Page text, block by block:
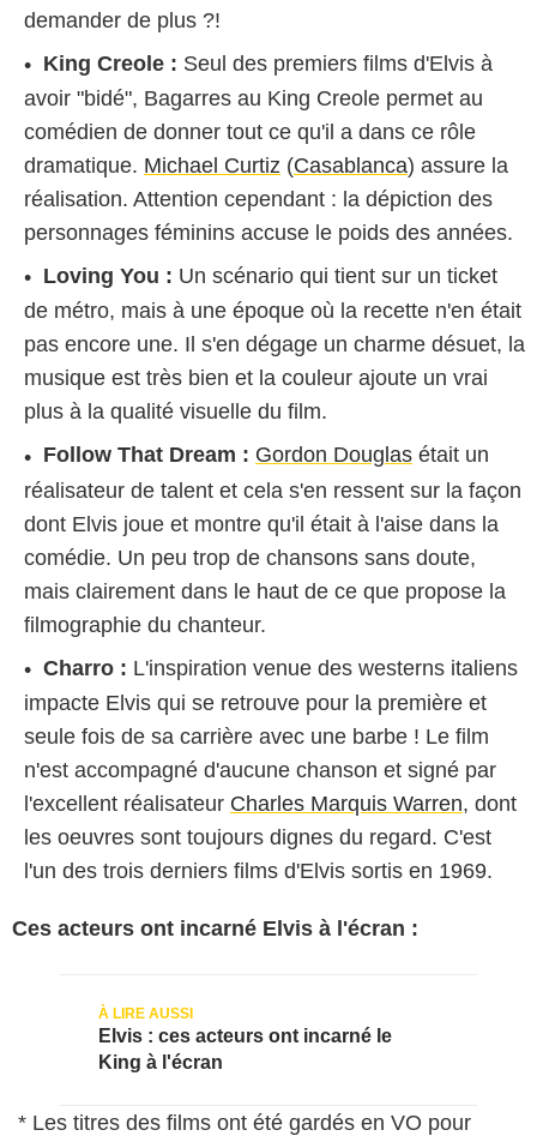
demander de plus ?!
King Creole : Seul des premiers films d'Elvis à
avoir "bidé", Bagarres au King Creole permet au
comédien de donner tout ce qu'il a dans ce rôle
dramatique. Michael Curtiz (Casablanca) assure la
réalisation. Attention cependant : la dépiction des
personnages féminins accuse le poids des années.
Loving You : Un scénario qui tient sur un ticket
de métro, mais à une époque où la recette n'en était
pas encore une. Il s'en dégage un charme désuet, la
musique est très bien et la couleur ajoute un vrai
plus à la qualité visuelle du film.
Follow That Dream : Gordon Douglas était un
réalisateur de talent et cela s'en ressent sur la façon
dont Elvis joue et montre qu'il était à l'aise dans la
comédie. Un peu trop de chansons sans doute,
mais clairement dans le haut de ce que propose la
filmographie du chanteur.
Charro : L'inspiration venue des westerns italiens
impacte Elvis qui se retrouve pour la première et
seule fois de sa carrière avec une barbe ! Le film
n'est accompagné d'aucune chanson et signé par
l'excellent réalisateur Charles Marquis Warren, dont
les oeuvres sont toujours dignes du regard. C'est
l'un des trois derniers films d'Elvis sortis en 1969.
Ces acteurs ont incarné Elvis à l'écran :
Elvis : ces acteurs ont incarné le
King à l'écran
* Les titres des films ont été gardés en VO pour